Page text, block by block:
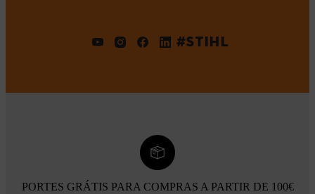
#STIHL
PORTES GRÁTIS PARA COMPRAS A PARTIR DE 100€